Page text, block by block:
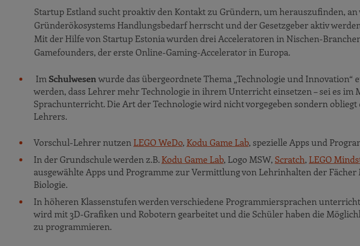
Startup Estland sucht proaktiv den Kontakt zu Gründern, um herauszufinden, an
Gründerökosystems Handlungsbedarf herrscht und der Gesetzgeber aktiv
Mit der Hilfe von Startup Estonia wurden drei Acceleratoren in Nischen-
Gamefounders, der erste Online-Gaming-Accelerator in Europa.
Im Schulwesenwurde das übergeordnete Thema „Technologie und Innovation“
werden, dass Lehrer mehr Technologie in ihrem Unterricht einsetzen – sei es im
Sprachunterricht. Die Art der Technologie wird nicht vorgegeben sondern
Lehrers.
Vorschul-Lehrer nutzen LEGO WeDo, Kodu Game Lab, spezielle Apps und
In der Grundschule werden z.B. Kodu Game Lab, Logo MSW, Scratch, LEGO
ausgewählte Apps und Programme zur Vermittlung von Lehrinhalten der
Biologie.
In höheren Klassenstufen werden verschiedene Programmiersprachen
wird mit 3D-Grafiken und Robotern gearbeitet und die Schüler haben die
zu programmieren.